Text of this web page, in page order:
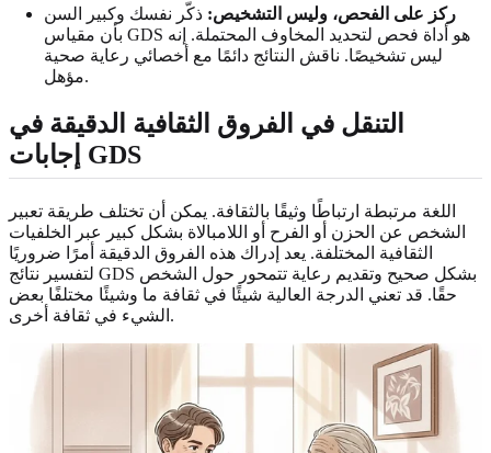
ركز على الفحص، وليس التشخيص: ذكّر نفسك وكبير السن
بأن مقياس GDS هو أداة فحص لتحديد المخاوف المحتملة. إنه
ليس تشخيصًا. ناقش النتائج دائمًا مع أخصائي رعاية صحية
مؤهل.
التنقل في الفروق الثقافية الدقيقة في
إجابات GDS
اللغة مرتبطة ارتباطًا وثيقًا بالثقافة. يمكن أن تختلف طريقة تعبير
الشخص عن الحزن أو الفرح أو اللامبالاة بشكل كبير عبر الخلفيات
الثقافية المختلفة. يعد إدراك هذه الفروق الدقيقة أمرًا ضروريًا
لتفسير نتائج GDS بشكل صحيح وتقديم رعاية تتمحور حول الشخص
حقًا. قد تعني الدرجة العالية شيئًا في ثقافة ما وشيئًا مختلفًا بعض
الشيء في ثقافة أخرى.